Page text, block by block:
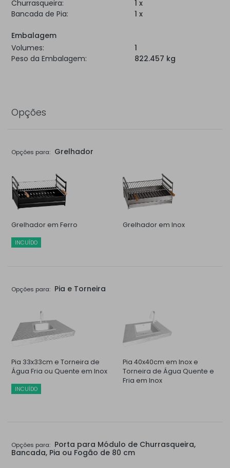
Churrasqueira:
1 x
Bancada de Pia:
1 x
Embalagem
Volumes:
1
Peso da Embalagem:
822.457 kg
Opções
Opções para: Grelhador
Grelhador em Ferro
INCUÍDO
Grelhador em Inox
Opções para: Pia e Torneira
Pia 33x33cm e Torneira de
Água Fria ou Quente em Inox
INCUÍDO
Pia 40x40cm em Inox e
Torneira de Água Quente e
Fria em Inox
Opções para: Porta para Módulo de Churrasqueira,
Bancada, Pia ou Fogão de 80 cm